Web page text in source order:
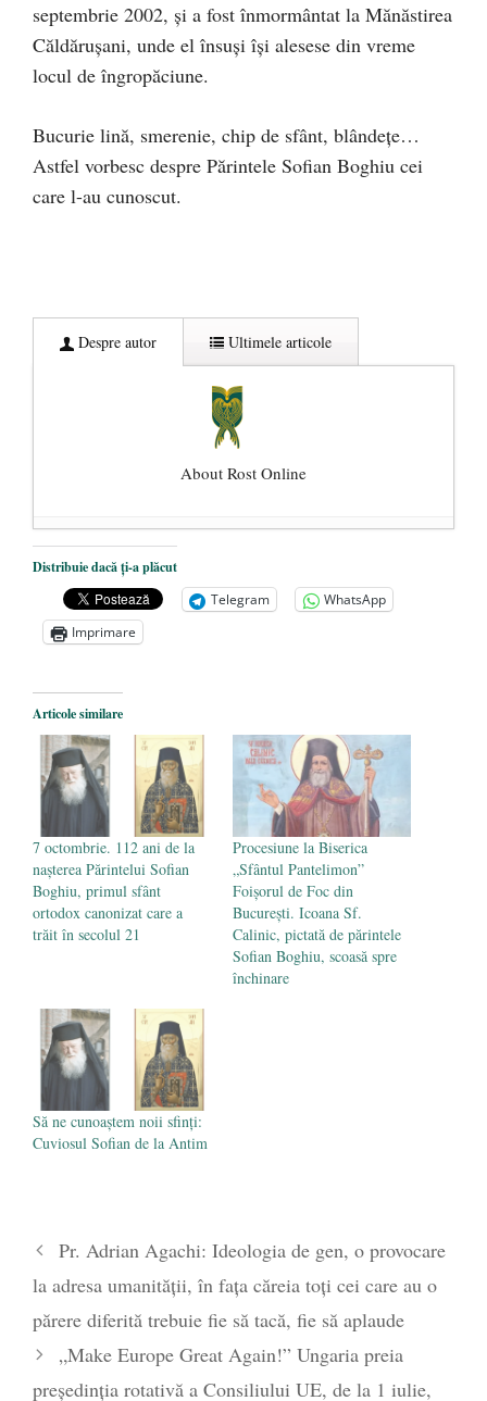
septembrie 2002, și a fost înmormântat la Mănăstirea
Căldărușani, unde el însuși își alesese din vreme
locul de îngropăciune.
Bucurie lină, smerenie, chip de sfânt, blândețe…
Astfel vorbesc despre Părintele Sofian Boghiu cei
care l-au cunoscut.
Despre autor Ultimele articole
About Rost Online
Dezvăluiri cutremurătoare despre
președintele Ucrainei, Volodymyr
Zelensky
- 13 mai 2026
Statul care servește Națiunea
Legea Vexler produce efecte. Bustul
poetului Octavian Goga, înlăturat din Iași
- 16 aprilie 2026
Distribuie dacă ți-a plăcut
Telegram
WhatsApp
Imprimare
Articole similare
7 octombrie. 112 ani de la
nașterea Părintelui Sofian
Boghiu, primul sfânt
ortodox canonizat care a
trăit în secolul 21
Procesiune la Biserica
„Sfântul Pantelimon”
Foişorul de Foc din
București. Icoana Sf.
Calinic, pictată de părintele
Sofian Boghiu, scoasă spre
închinare
Să ne cunoaștem noii sfinți:
Cuviosul Sofian de la Antim
Pr. Adrian Agachi: Ideologia de gen, o provocare
la adresa umanității, în fața căreia toți cei care au o
părere diferită trebuie fie să tacă, fie să aplaude
„Make Europe Great Again!” Ungaria preia
președinția rotativă a Consiliului UE, de la 1 iulie,